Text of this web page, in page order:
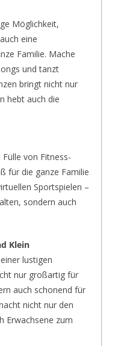
Möglichkeit,
eine
Familie. Mache
und tanzt
bringt nicht nur
hebt auch die
von Fitness-
für die ganze Familie
Sportspielen –
sondern auch
Klein
lustigen
nur großartig für
auch schonend für
nicht nur den
Erwachsene zum